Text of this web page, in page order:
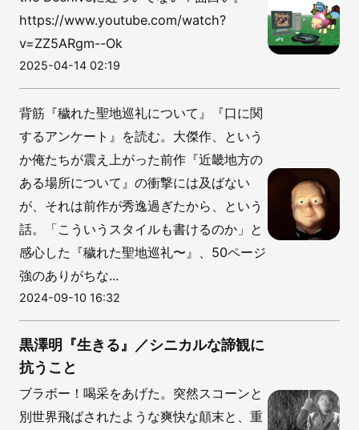
https://www.youtube.com/watch?
v=ZZ5ARgm--Ok
2025-04-14 02:19
背筋『穢れた聖地巡礼について』『口に関
するアンケート』を読む。大傑作、という
か俺たちが震え上がった前作『近畿地方の
ある場所について』の衝撃には及ばない
が、それは前作が秀逸過ぎたから、という
話。「こういうスタイルも書けるのか」と
感心した『穢れた聖地巡礼〜』、50ページ
強のありがちな...
2024-09-10 16:32
黒澤明『生きる』／シニカルな諦観に
抗うこと
ブラボー！喝采をあげた。突然スコーンと
別世界飛ばされたような爽快な顛末と、重